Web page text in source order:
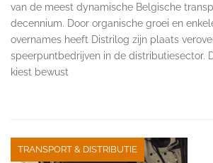
van de meest dynamische Belgische
decennium. Door organische groei en
overnames heeft Distrilog zijn plaats
speerpuntbedrijven in de distributiesector.
kiest bewust
TRANSPORT & DISTRIBUTIE